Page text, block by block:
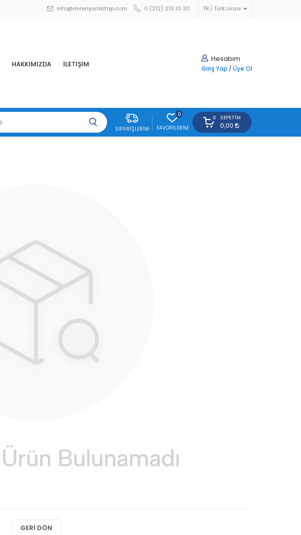
TR Türk Lirası
info@milenyumkitap.com 0 (212) 213 10 30
Hesabım
Giriş Yap / Üye Ol
HAKKIMIZDA İLETİŞİM
SIPARIŞLERIM
0
FAVORILERIM
0 SEPETIM
0,00
GERI DÖN